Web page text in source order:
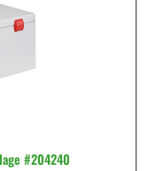
#204240